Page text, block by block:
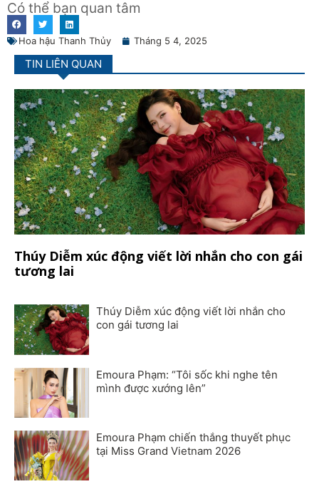
Có thể bạn quan tâm
Hoa hậu Thanh Thủy Tháng 5 4, 2025
TIN LIÊN QUAN
Thúy Diễm xúc động viết lời nhắn cho con gái
tương lai
Thúy Diễm xúc động viết lời nhắn cho
con gái tương lai
Emoura Phạm: “Tôi sốc khi nghe tên
mình được xướng lên”
Emoura Phạm chiến thắng thuyết phục
tại Miss Grand Vietnam 2026